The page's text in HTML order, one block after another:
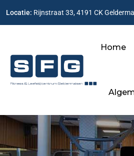
Locatie: Rijnstraat 33, 4191 CK
Home